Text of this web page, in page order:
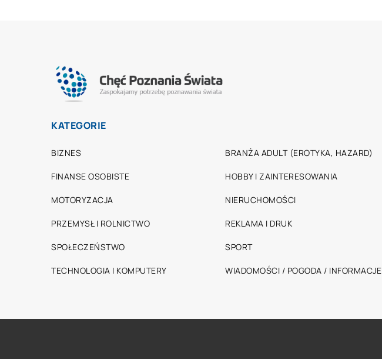
KATEGORIE
BIZNES BRANŻA ADULT (EROTYKA, HAZARD)
FINANSE OSOBISTE HOBBY I ZAINTERESOWANIA
MOTORYZACJA NIERUCHOMOŚCI
PRZEMYSŁ I ROLNICTWO REKLAMA I DRUK
SPOŁECZEŃSTWO SPORT
TECHNOLOGIA I KOMPUTERY WIADOMOŚCI / POGODA / INFORMACJE